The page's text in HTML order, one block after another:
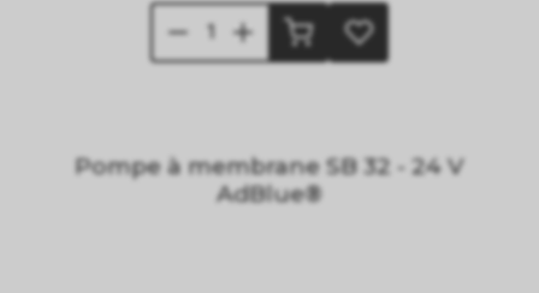
Pompe à membrane SB 32 - 24 V
AdBlue®